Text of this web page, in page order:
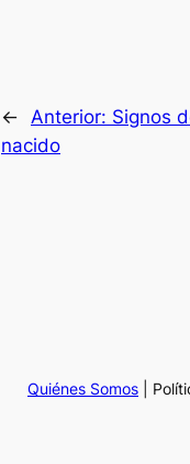
← Anterior: Signos
nacido
Quiénes Somos |